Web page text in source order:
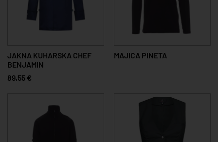
JAKNA KUHARSKA CHEF
BENJAMIN
89,55 €
MAJICA PINETA